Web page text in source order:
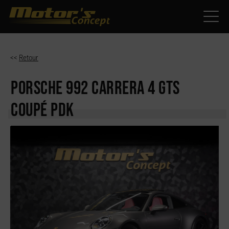
<< Retour
PORSCHE 992 CARRERA 4 GTS
COUPÉ PDK